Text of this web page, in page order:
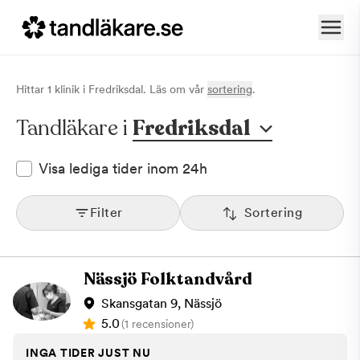
Hittar 1 klinik i Fredriksdal. Läs om vår sortering.
Tandläkare i Fredriksdal
Visa lediga tider inom 24h
Filter Sortering
Nässjö Folktandvård
Skansgatan 9, Nässjö
5.0(1 recensioner)
INGA TIDER JUST NU